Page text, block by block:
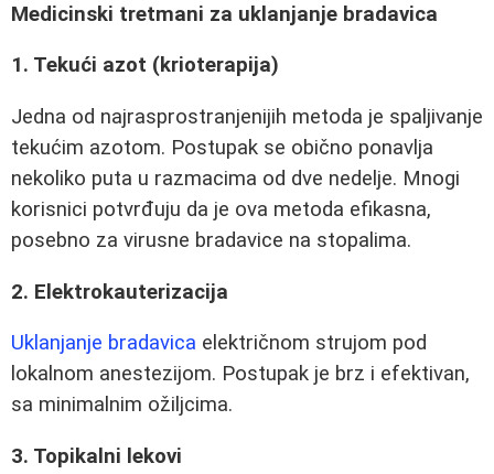
Medicinski tretmani za uklanjanje bradavica
1. Tekući azot (krioterapija)
Jedna od najrasprostranjenijih metoda je spaljivanje
tekućim azotom. Postupak se obično ponavlja
nekoliko puta u razmacima od dve nedelje. Mnogi
korisnici potvrđuju da je ova metoda efikasna,
posebno za virusne bradavice na stopalima.
2. Elektrokauterizacija
Uklanjanje bradavica električnom strujom pod
lokalnom anestezijom. Postupak je brz i efektivan,
sa minimalnim ožiljcima.
3. Topikalni lekovi